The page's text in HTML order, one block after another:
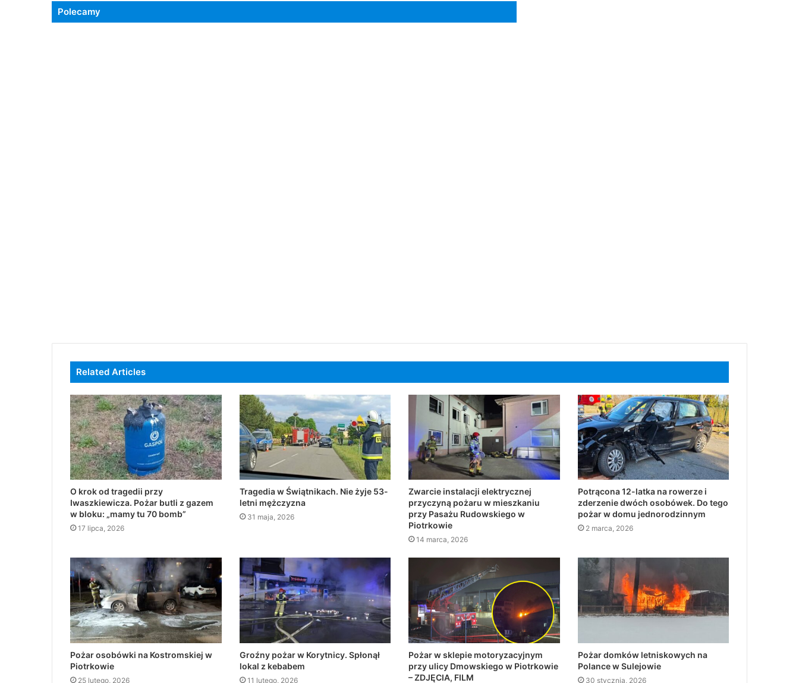
Polecamy
Related Articles
O krok od tragedii przy
Iwaszkiewicza. Pożar butli z gazem
w bloku: „mamy tu 70 bomb”
17 lipca, 2026
Tragedia w Świątnikach. Nie żyje 53-
letni mężczyzna
31 maja, 2026
Zwarcie instalacji elektrycznej
przyczyną pożaru w mieszkaniu
przy Pasażu Rudowskiego w
Piotrkowie
14 marca, 2026
Potrącona 12-latka na rowerze i
zderzenie dwóch osobówek. Do tego
pożar w domu jednorodzinnym
2 marca, 2026
Pożar osobówki na Kostromskiej w
Piotrkowie
25 lutego, 2026
Groźny pożar w Korytnicy. Spłonął
lokal z kebabem
11 lutego, 2026
Pożar w sklepie motoryzacyjnym
przy ulicy Dmowskiego w Piotrkowie
– ZDJĘCIA, FILM
Pożar domków letniskowych na
Polance w Sulejowie
30 stycznia, 2026